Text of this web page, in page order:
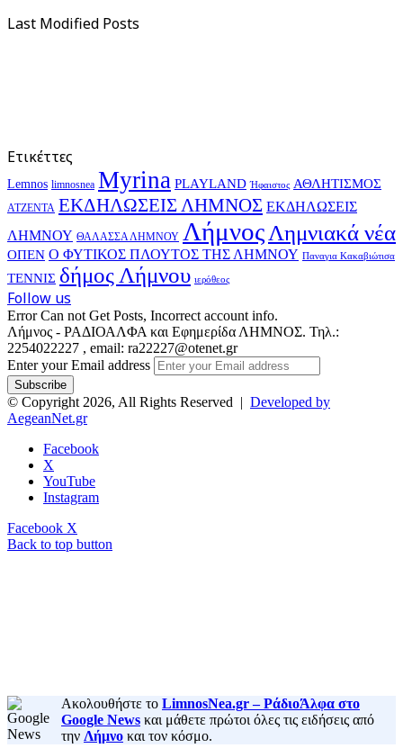
Last Modified Posts
Ετικέττες
Lemnos limnosnea Myrina PLAYLAND Ήφαιστος ΑΘΛΗΤΙΣΜΟΣ
ΑΤΖΕΝΤΑ ΕΚΔΗΛΩΣΕΙΣ ΛΗΜΝΟΣ ΕΚΔΗΛΩΣΕΙΣ
ΛΗΜΝΟΥ ΘΑΛΑΣΣΑ ΛΗΜΝΟΥ ΛήμνοςΛημνιακά νέα
ΟΠΕΝ Ο ΦΥΤΙΚΟΣ ΠΛΟΥΤΟΣ ΤΗΣ ΛΗΜΝΟΥ Παναγια Κακαβιώτισα
ΤΕΝΝΙΣ δήμος Λήμνου ιερόθεος
Follow us
Error Can not Get Posts, Incorrect account info.
Λήμνος - ΡΑΔΙΟΑΛΦΑ και Εφημερίδα ΛΗΜΝΟΣ. Τηλ.:
2254022227 , email: ra22227@otenet.gr
Enter your Email address
© Copyright 2026, All Rights Reserved | Developed by
AegeanNet.gr
Facebook
X
YouTube
Instagram
Facebook X
Back to top button
Ακολουθήστε το LimnosNea.gr – ΡάδιοΆλφα στο
Google News και μάθετε πρώτοι όλες τις ειδήσεις από
την Λήμνο και τον κόσμο.